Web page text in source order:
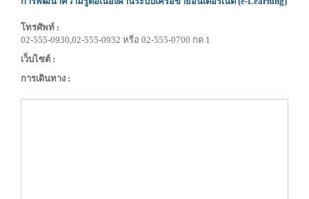
โทรศัพท์ :
02-555-0930,02-555-0932 หรือ 02-555-0700 กด 1
เว็บไซต์ :
การเดินทาง :